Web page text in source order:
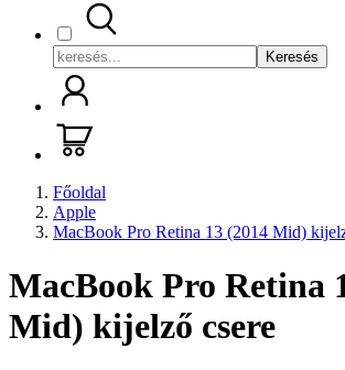
Keresés
Főoldal
Apple
MacBook Pro Retina 13 (2014 Mid)
MacBook Pro Retina
Mid) kijelző csere